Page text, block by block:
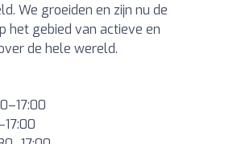
We groeiden en zijn nu de
het gebied van actieve en
de hele wereld.